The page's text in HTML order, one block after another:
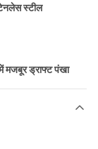
स्टील
में मजबूर ड्राफ्ट पंखा